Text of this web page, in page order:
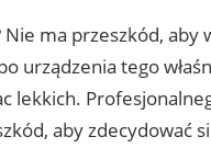
ma przeszkód, aby
urządzenia tego
lekkich.
aby zdecydować